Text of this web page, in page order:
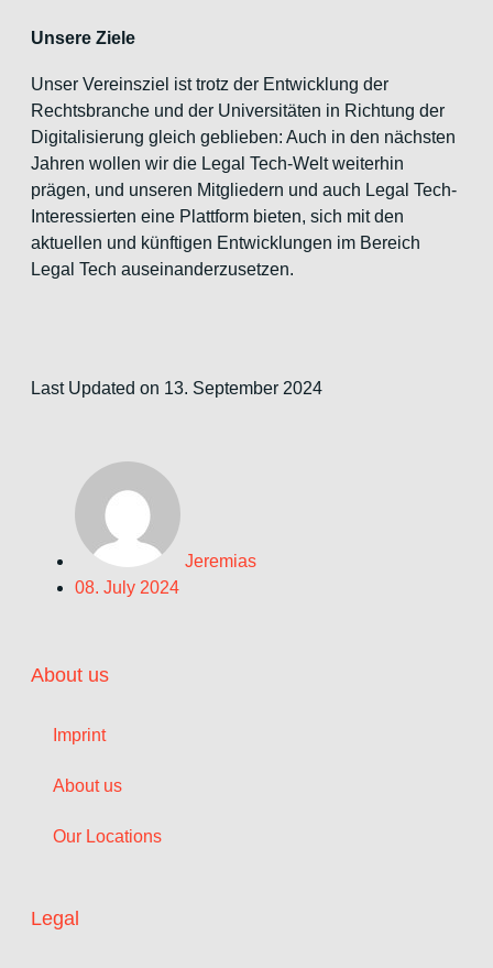
Unsere Ziele
Unser Vereinsziel ist trotz der Entwicklung der
Rechtsbranche und der Universitäten in Richtung der
Digitalisierung gleich geblieben: Auch in den nächsten
Jahren wollen wir die Legal Tech-Welt weiterhin
prägen, und unseren Mitgliedern und auch Legal Tech-
Interessierten eine Plattform bieten, sich mit den
aktuellen und künftigen Entwicklungen im Bereich
Legal Tech auseinanderzusetzen.
Last Updated on 13. September 2024
Jeremias
08. July 2024
About us
Imprint
About us
Our Locations
Legal